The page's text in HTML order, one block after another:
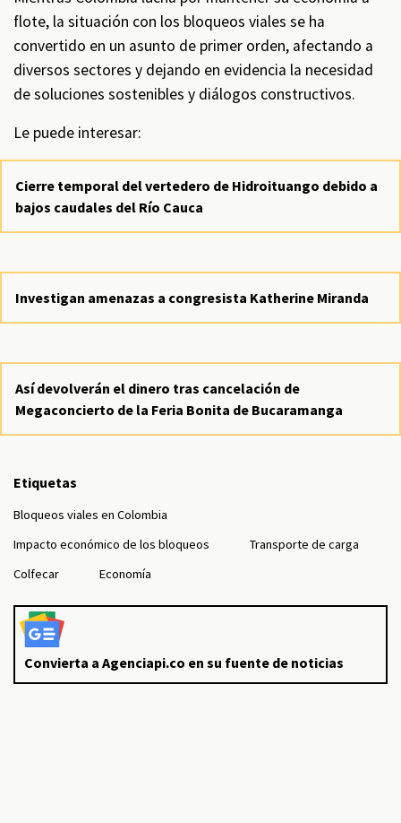
flote, la situación con los bloqueos viales se ha
convertido en un asunto de primer orden, afectando a
diversos sectores y dejando en evidencia la necesidad
de soluciones sostenibles y diálogos constructivos.
Le puede interesar:
Cierre temporal del vertedero de Hidroituango debido a
bajos caudales del Río Cauca
Investigan amenazas a congresista Katherine Miranda
Así devolverán el dinero tras cancelación de
Megaconcierto de la Feria Bonita de Bucaramanga
Etiquetas
Bloqueos viales en Colombia
Impacto económico de los bloqueos
Transporte de carga
Colfecar
Economía
Convierta a Agenciapi.co en su fuente de noticias